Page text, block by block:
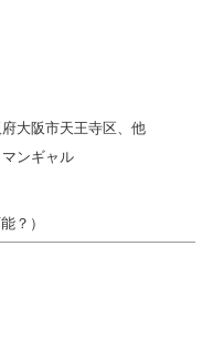
府大阪市天王寺区、他
ンギャル
？）